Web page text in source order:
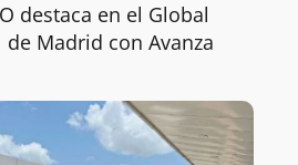
destaca en el Global
Madrid con Avanza